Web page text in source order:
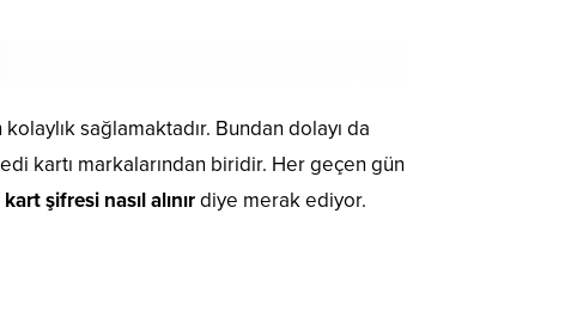
kolaylık sağlamaktadır. Bundan dolayı da
kartı markalarından biridir. Her geçen gün
şifresi nasıl alınırdiye merak ediyor.